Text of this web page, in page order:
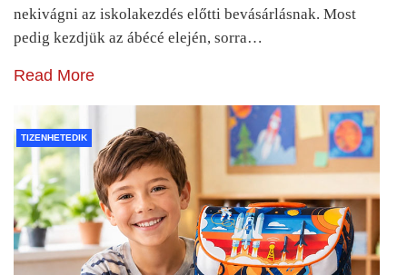
nekivágni az iskolakezdés előtti bevásárlásnak. Most
pedig kezdjük az ábécé elején, sorra…
Read More
TIZENHETEDIK